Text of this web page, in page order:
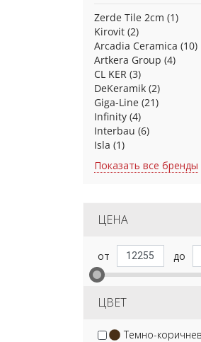
Zerde Tile 2cm (1)
Kirovit (2)
Arcadia Ceramica (10)
Artkera Group (4)
CL KER (3)
DeKeramik (2)
Giga-Line (21)
Infinity (4)
Interbau (6)
Isla (1)
Показать все бренды
ЦЕНА
ЦВЕТ
Темно-